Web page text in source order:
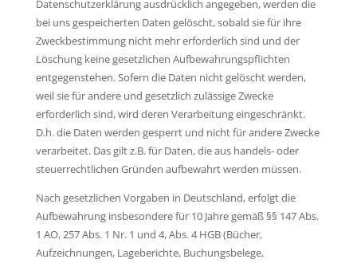
Datenschutzerklärung ausdrücklich angegeben, werden die
bei uns gespeicherten Daten gelöscht, sobald sie für ihre
Zweckbestimmung nicht mehr erforderlich sind und der
Löschung keine gesetzlichen Aufbewahrungspflichten
entgegenstehen. Sofern die Daten nicht gelöscht werden,
weil sie für andere und gesetzlich zulässige Zwecke
erforderlich sind, wird deren Verarbeitung eingeschränkt.
D.h. die Daten werden gesperrt und nicht für andere Zwecke
verarbeitet. Das gilt z.B. für Daten, die aus handels- oder
steuerrechtlichen Gründen aufbewahrt werden müssen.
Nach gesetzlichen Vorgaben in Deutschland, erfolgt die
Aufbewahrung insbesondere für 10 Jahre gemäß §§ 147 Abs.
1 AO, 257 Abs. 1 Nr. 1 und 4, Abs. 4 HGB (Bücher,
Aufzeichnungen, Lageberichte, Buchungsbelege,